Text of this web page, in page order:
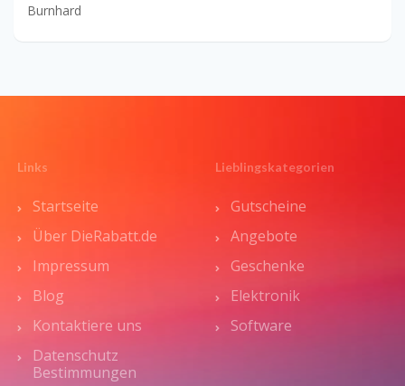
Burnhard
Links
Startseite
Über DieRabatt.de
Impressum
Blog
Kontaktiere uns
Datenschutz
Bestimmungen
Lieblingskategorien
Gutscheine
Angebote
Geschenke
Elektronik
Software